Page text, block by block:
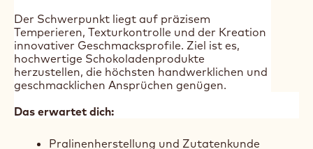
Der Schwerpunkt liegt auf präzisem
Temperieren, Texturkontrolle und der Kreation
innovativer Geschmacksprofile. Ziel ist es,
hochwertige Schokoladenprodukte
herzustellen, die höchsten handwerklichen und
geschmacklichen Ansprüchen genügen.
Das erwartet dich:
Pralinenherstellung und Zutatenkunde